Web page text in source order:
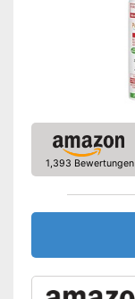
1,393 Bewertungen